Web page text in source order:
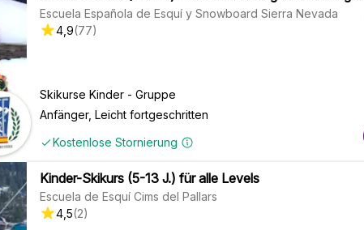
Escuela Española de Esquí y Snowboard Sierra Nevada
4,9(77)
Skikurse Kinder - Gruppe
Anfänger, Leicht fortgeschritten
Kostenlose Stornierung
Kinder-Skikurs (5-13 J.) für alle Levels
Escuela de Esquí Cims del Pallars
4,5(2)